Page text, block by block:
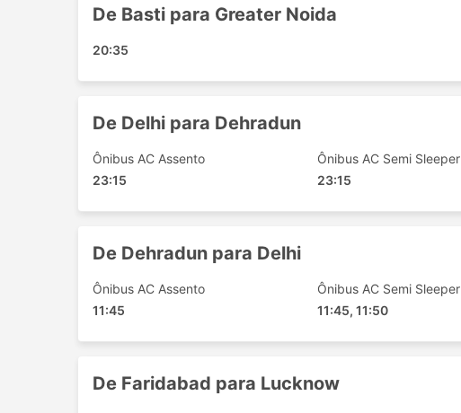
Gorakhpur
Noida
Deli
Greater Noida
Basti
Faizabad
Khalilabad
Delhi Airport
Baskhari
Ayodhya
De Basti para Greater Noida
20:35
De Delhi para Dehradun
Ônibus AC Assento
23:15
Ônibus AC Semi Sleeper
23:15
De Dehradun para Delhi
Ônibus AC Assento
11:45
Ônibus AC Semi Sleeper
11:45, 11:50
De Faridabad para Lucknow